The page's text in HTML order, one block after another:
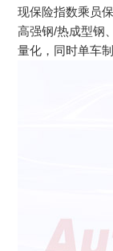
现保险指数乘员
高强钢/热成型钢
量化，同时单车